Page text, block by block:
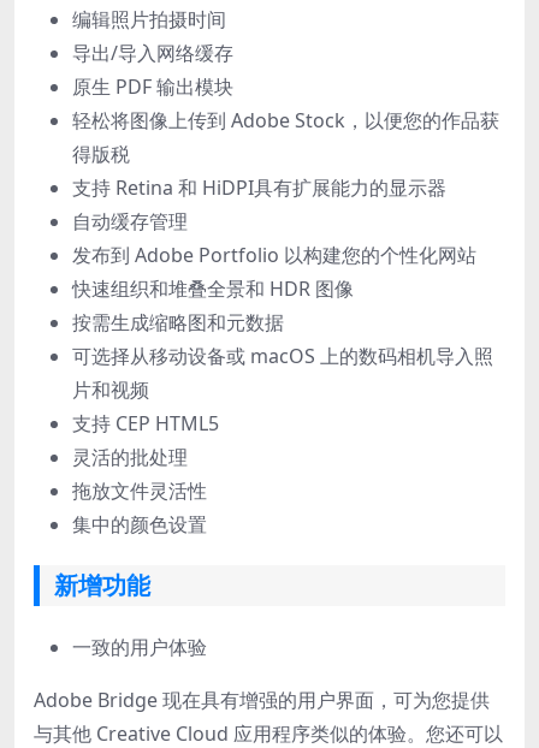
编辑照片拍摄时间
导出/导入网络缓存
原生 PDF 输出模块
轻松将图像上传到 Adobe Stock，以便您的作品获
得版税
支持 Retina 和 HiDPI具有扩展能力的显示器
自动缓存管理
发布到 Adobe Portfolio 以构建您的个性化网站
快速组织和堆叠全景和 HDR 图像
按需生成缩略图和元数据
可选择从移动设备或 macOS 上的数码相机导入照
片和视频
支持 CEP HTML5
灵活的批处理
拖放文件灵活性
集中的颜色设置
新增功能
一致的用户体验
Adobe Bridge 现在具有增强的用户界面，可为您提供
与其他 Creative Cloud 应用程序类似的体验。您还可以